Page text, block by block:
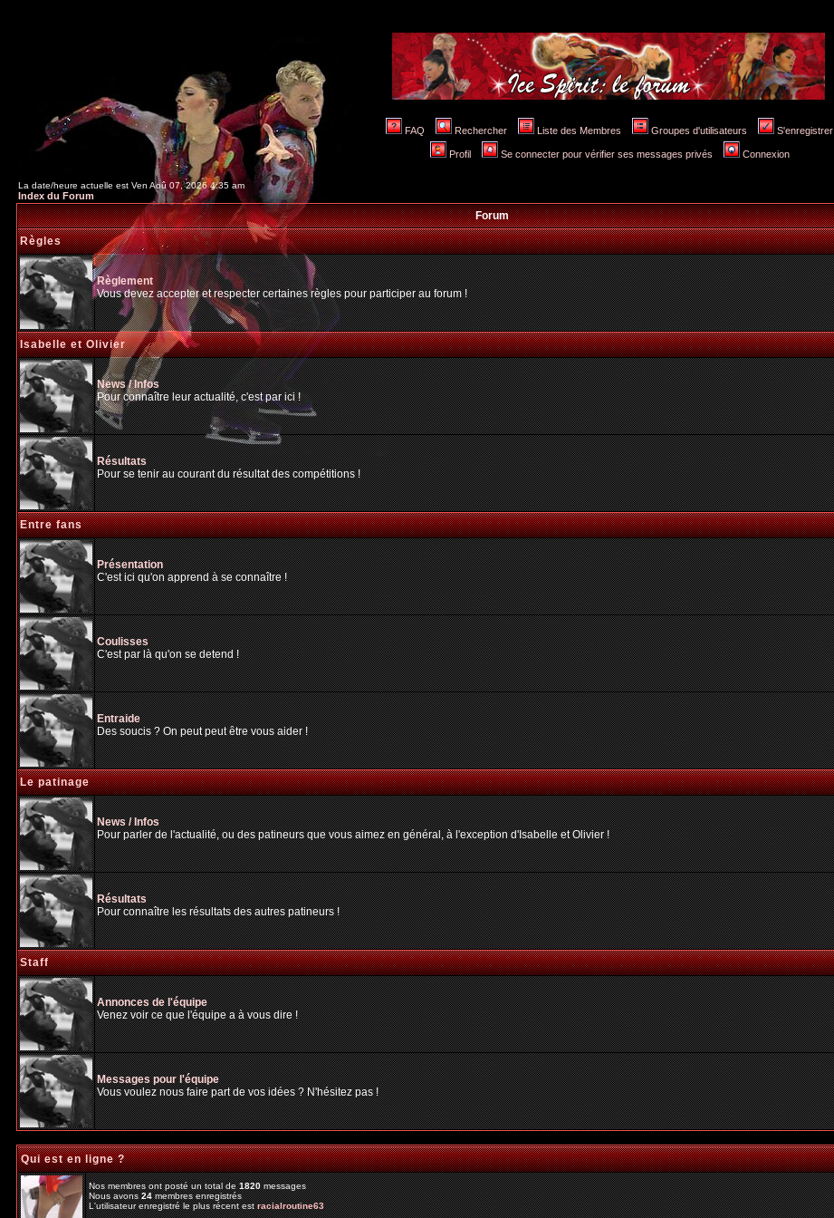
FAQ Rechercher Liste des Membres Groupes d'utilisateurs S'enregistrer
Profil Se connecter pour vérifier ses messages privés Connexion
La date/heure actuelle est Ven Aoû 07, 2026 4:35 am
Index du Forum
Forum
Règles
Règlement
Vous devez accepter et respecter certaines règles pour participer au forum !
Isabelle et Olivier
News / Infos
Pour connaître leur actualité, c'est par ici !
Résultats
Pour se tenir au courant du résultat des compétitions !
Entre fans
Présentation
C'est ici qu'on apprend à se connaître !
Coulisses
C'est par là qu'on se detend !
Entraide
Des soucis ? On peut peut être vous aider !
Le patinage
News / Infos
Pour parler de l'actualité, ou des patineurs que vous aimez en général, à l'exception d'Isabelle et Olivier !
Résultats
Pour connaître les résultats des autres patineurs !
Staff
Annonces de l'équipe
Venez voir ce que l'équipe a à vous dire !
Messages pour l'équipe
Vous voulez nous faire part de vos idées ? N'hésitez pas !
Qui est en ligne ?
Nos membres ont posté un total de1820messages
Nous avons24membres enregistrés
L'utilisateur enregistré le plus récent estracialroutine63